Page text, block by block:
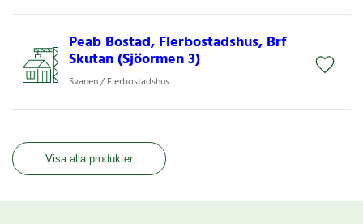
Peab Bostad, Flerbostadshus, Brf
Skutan (Sjöormen 3)
Svanen / Flerbostadshus
Visa alla produkter